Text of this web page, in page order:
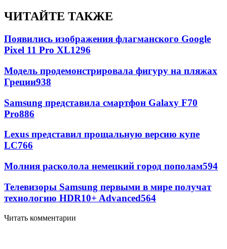
ЧИТАЙТЕ ТАКЖЕ
Появились изображения флагманского Google
Pixel 11 Pro XL1296
Модель продемонстрировала фигуру на пляжах
Греции938
Samsung представила смартфон Galaxy F70
Pro886
Lexus представил прощальную версию купе
LC766
Молния расколола немецкий город пополам594
Телевизоры Samsung первыми в мире получат
технологию HDR10+ Advanced564
Читать комментарии